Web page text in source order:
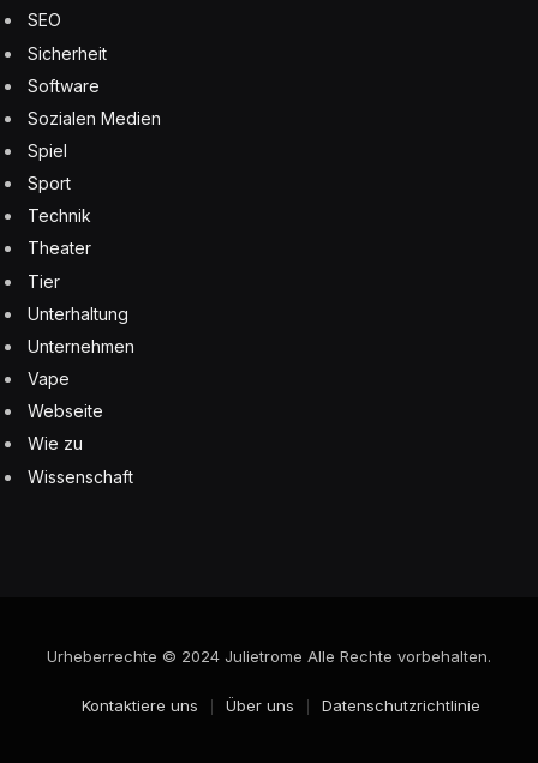
SEO
Sicherheit
Software
Sozialen Medien
Spiel
Sport
Technik
Theater
Tier
Unterhaltung
Unternehmen
Vape
Webseite
Wie zu
Wissenschaft
Urheberrechte © 2024 Julietrome Alle Rechte vorbehalten.
Kontaktiere uns Über uns Datenschutzrichtlinie